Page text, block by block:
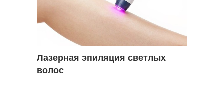
Лазерная эпиляция светлых
волос